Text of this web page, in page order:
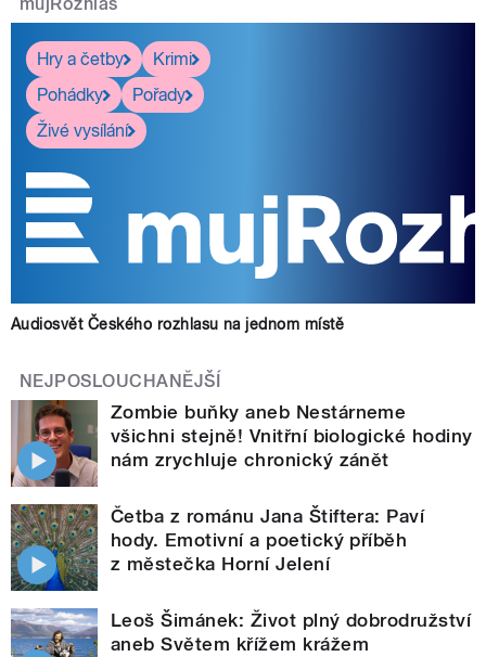
Hry a četby
Krimi
Pohádky
Pořady
Živé vysílání
Audiosvět Českého rozhlasu na jednom místě
NEJPOSLOUCHANĚJŠÍ
Zombie buňky aneb Nestárneme
všichni stejně! Vnitřní biologické hodiny
nám zrychluje chronický zánět
Četba z románu Jana Štiftera: Paví
hody. Emotivní a poetický příběh
z městečka Horní Jelení
Leoš Šimánek: Život plný dobrodružství
aneb Světem křížem krážem